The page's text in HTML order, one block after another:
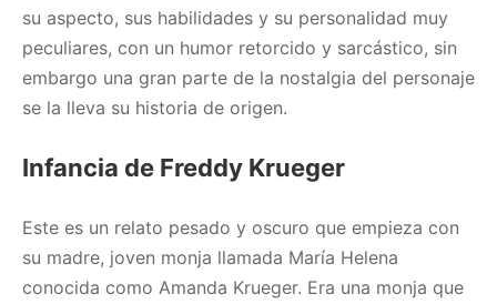
su aspecto, sus habilidades y su personalidad muy
peculiares, con un humor retorcido y sarcástico, sin
embargo una gran parte de la nostalgia del personaje
se la lleva su historia de origen.
Infancia de Freddy Krueger
Este es un relato pesado y oscuro que empieza con
su madre, joven monja llamada María Helena
conocida como Amanda Krueger. Era una monja que